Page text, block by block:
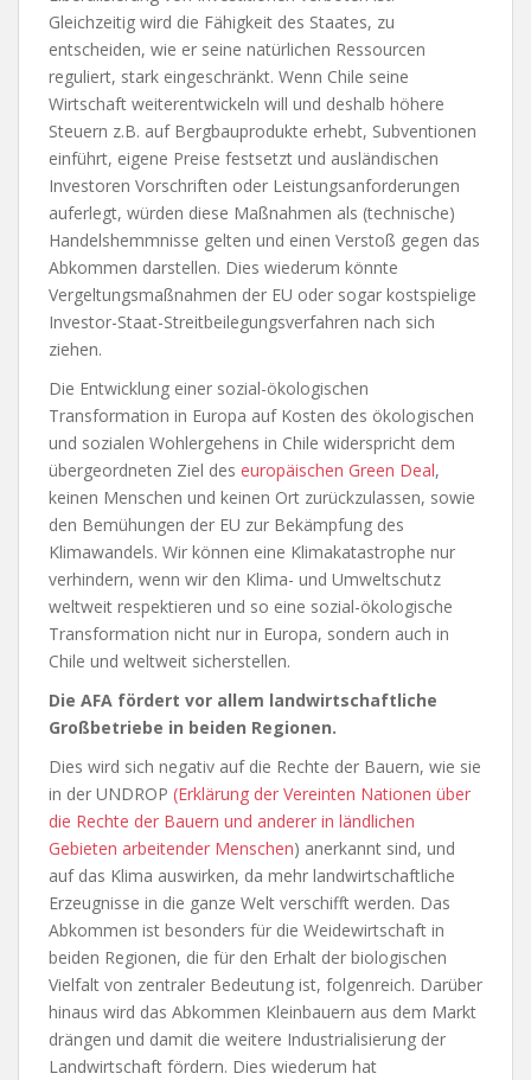
Gleichzeitig wird die Fähigkeit des Staates, zu
entscheiden, wie er seine natürlichen Ressourcen
reguliert, stark eingeschränkt. Wenn Chile seine
Wirtschaft weiterentwickeln will und deshalb höhere
Steuern z.B. auf Bergbauprodukte erhebt, Subventionen
einführt, eigene Preise festsetzt und ausländischen
Investoren Vorschriften oder Leistungsanforderungen
auferlegt, würden diese Maßnahmen als (technische)
Handelshemmnisse gelten und einen Verstoß gegen das
Abkommen darstellen. Dies wiederum könnte
Vergeltungsmaßnahmen der EU oder sogar kostspielige
Investor-Staat-Streitbeilegungsverfahren nach sich
ziehen.
Die Entwicklung einer sozial-ökologischen
Transformation in Europa auf Kosten des ökologischen
und sozialen Wohlergehens in Chile widerspricht dem
übergeordneten Ziel des europäischen Green Deal,
keinen Menschen und keinen Ort zurückzulassen, sowie
den Bemühungen der EU zur Bekämpfung des
Klimawandels. Wir können eine Klimakatastrophe nur
verhindern, wenn wir den Klima- und Umweltschutz
weltweit respektieren und so eine sozial-ökologische
Transformation nicht nur in Europa, sondern auch in
Chile und weltweit sicherstellen.
Die AFA fördert vor allem landwirtschaftliche
Großbetriebe in beiden Regionen.
Dies wird sich negativ auf die Rechte der Bauern, wie sie
in der UNDROP (Erklärung der Vereinten Nationen über
die Rechte der Bauern und anderer in ländlichen
Gebieten arbeitender Menschen) anerkannt sind, und
auf das Klima auswirken, da mehr landwirtschaftliche
Erzeugnisse in die ganze Welt verschifft werden. Das
Abkommen ist besonders für die Weidewirtschaft in
beiden Regionen, die für den Erhalt der biologischen
Vielfalt von zentraler Bedeutung ist, folgenreich. Darüber
hinaus wird das Abkommen Kleinbauern aus dem Markt
drängen und damit die weitere Industrialisierung der
Landwirtschaft fördern. Dies wiederum hat